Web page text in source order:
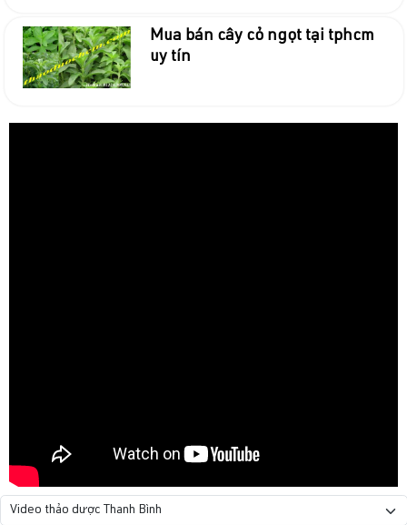
Mua bán cây cỏ ngọt tại tphcm
uy tín